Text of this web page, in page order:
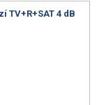
TV+R+SAT 4 dB